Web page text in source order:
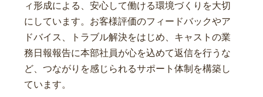
ィ形成による、安心して働ける環境づくりを大切
にしています。お客様評価のフィードバックやア
ドバイス、トラブル解決をはじめ、キャストの業
務日報報告に本部社員が心を込めて返信を行うな
ど、つながりを感じられるサポート体制を構築し
ています。